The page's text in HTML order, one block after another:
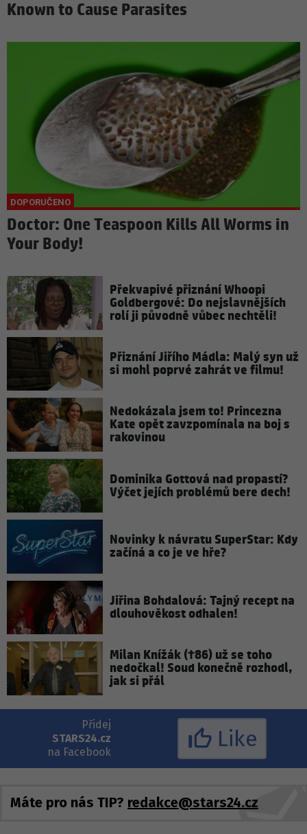
Known to Cause Parasites
Doctor: One Teaspoon Kills All Worms in
Your Body!
Překvapivé přiznání Whoopi
Goldbergové: Do nejslavnějších
rolí ji původně vůbec nechtěli!
Přiznání Jiřího Mádla: Malý syn už
si mohl poprvé zahrát ve filmu!
Nedokázala jsem to! Princezna
Kate opět zavzpomínala na boj s
rakovinou
Dominika Gottová nad propastí?
Výčet jejích problémů bere dech!
Novinky k návratu SuperStar: Kdy
začíná a co je ve hře?
Jiřina Bohdalová: Tajný recept na
dlouhověkost odhalen!
Milan Knížák (†86) už se toho
nedočkal! Soud konečně rozhodl,
jak si přál
Přidej
STARS24.cz
na Facebook
Like
Máte pro nás TIP? redakce@stars24.cz